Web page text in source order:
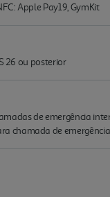
Apple Pay19, GymKit
26 ou posterior
de emergência
chamada de